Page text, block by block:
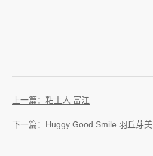
上一篇：粘土人 富江
下一篇：Huggy Good Smile 羽丘芽美